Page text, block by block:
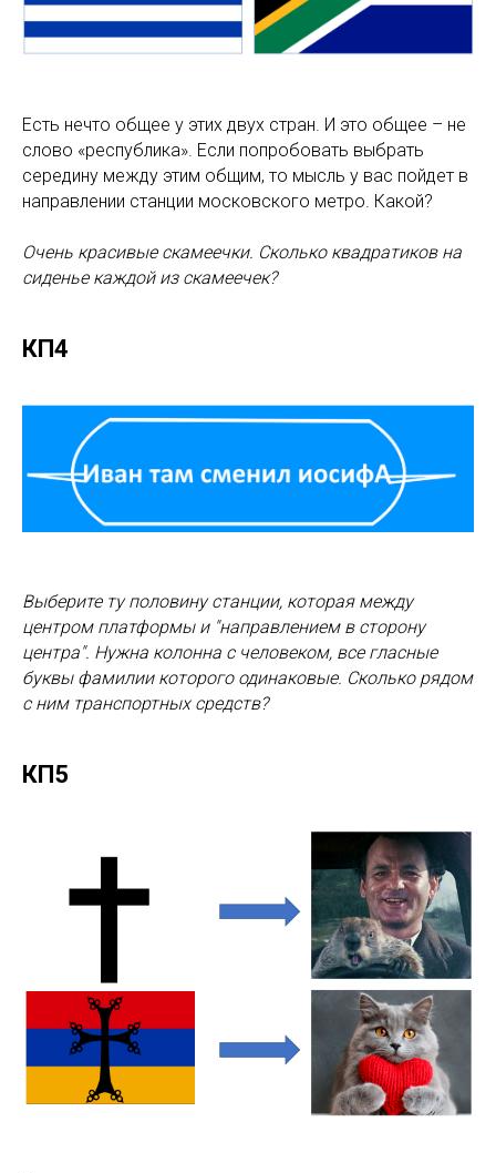
Есть нечто общее у этих двух стран. И это общее – не
слово «республика». Если попробовать выбрать
середину между этим общим, то мысль у вас пойдет в
направлении станции московского метро. Какой?
Очень красивые скамеечки. Сколько квадратиков на
сиденье каждой из скамеечек?
КП4
Выберите ту половину станции, которая между
центром платформы и "направлением в сторону
центра". Нужна колонна с человеком, все гласные
буквы фамилии которого одинаковые. Сколько рядом
с ним транспортных средств?
КП5